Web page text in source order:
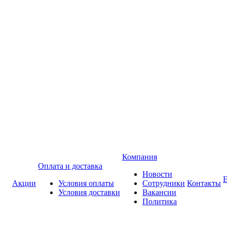
Акции
Оплата и доставка
Условия оплаты
Условия доставки
Компания
Новости
Сотрудники
Вакансии
Политика
Контакты